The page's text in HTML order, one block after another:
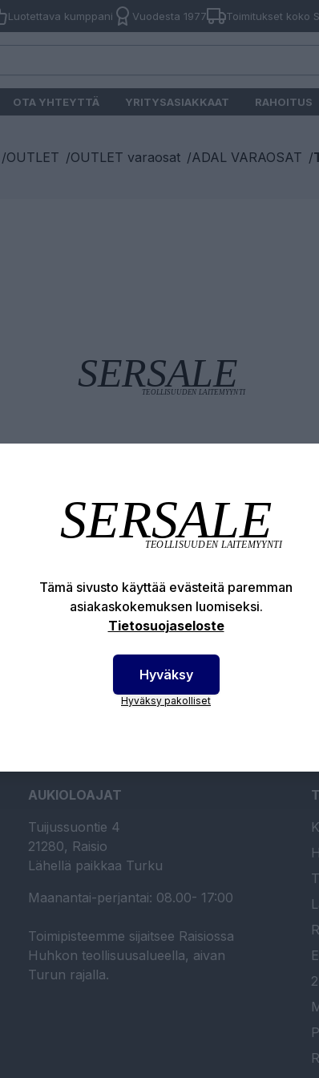
Luotettava kumppani Vuodesta 1977 Toimitukset koko
OTA YHTEYTTÄ YRITYSASIAKKAAT RAHOITUS
/OUTLET /OUTLET varaosat /ADAL VARAOSAT /
Tuotekuvaus Tekniset edut
68-0020328
AUKIOLOAJAT
Tuijussuontie 4
21280, Raisio
Lähellä paikkaa Turku
Maanantai-perjantai: 08.00- 17:00
Toimipisteemme sijaitsee Raisiossa
Huhkon teollisuusalueella, aivan
Turun rajalla.
Tämä sivusto käyttää evästeitä paremman
asiakaskokemuksen luomiseksi.
Tietosuojaseloste
Hyväksy
Hyväksy pakolliset